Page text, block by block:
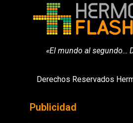
«El mundo al segundo…
Derechos Reservados
Publicidad